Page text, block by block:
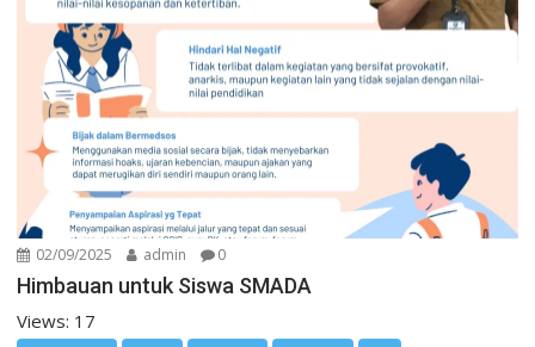
02/09/2025 admin 0
Himbauan untuk Siswa SMADA
Views: 17